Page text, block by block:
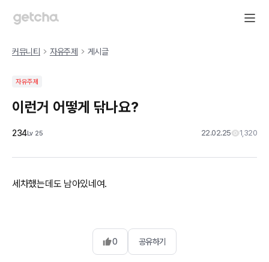
커뮤니티 자유주제 게시글
자유주제
이런거 어떻게 닦나요?
234Lv 25 22.02.25 1,320
0 공유하기